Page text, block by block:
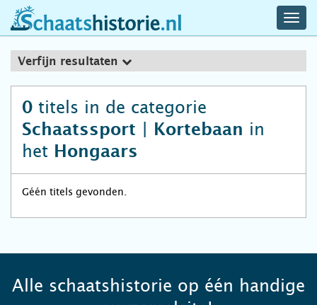
schaatshistorie.nl
Verfijn resultaten
0 titels in de categorie
Schaatssport | Kortebaan in
het Hongaars
Géén titels gevonden.
Alle schaatshistorie op één handige